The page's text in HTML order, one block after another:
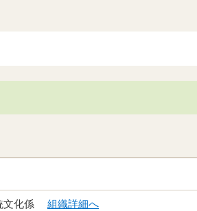
組織詳細へ